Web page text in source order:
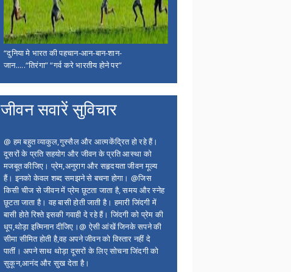
“दुनिया मे भारत की पहचान-आन-बान-शान-
जान.....“तिरंगा” “गर्व करे भारतीय होने पर”
जीवन सवारें सुविचार
@ हम बहुत व्याकुल,गुस्सैल और आत्मकेंद्रित हो रहे हैं।
दूसरों के प्रति सहयोग और जीवन के प्रति आस्था को
मजबूत कीजिए। प्रेम,अनुराग और सहृदयता जीवन मूल्य
हैं। इनको केवल शब्द समझने से बचना होगा। @जिस
किसी चीज से जीवन में प्रेम छूटता जाता है, समय और स्नेह
छूटता जाता है। वह बासी होती जाती है। हमारी जिंदगी में
बासी होते रिश्ते इसकी गवाही दे रहे हैं। जिंदगी को प्रेम की
धूप,थोड़ा इत्मिनान दीजिए।@ ऐसी आंखें जिनके सपने की
सीमा सीमित होती है,वह अपने जीवन को विस्तार नहीं दे
पातीं। अपने साथ थोड़ा दूसरों के लिए सोचना जिंदगी को
सुकून,आनंद और सुख देता है।